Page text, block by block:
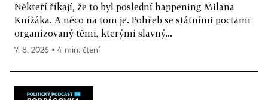
Někteří říkají, že to byl poslední happening Milana
Knížáka. A něco na tom je. Pohřeb se státními poctami
organizovaný těmi, kterými slavný...
7. 8. 2026 ▪ 4 min. čtení